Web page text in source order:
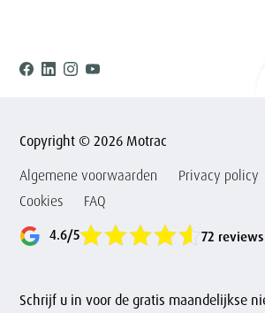
Facebook
Linkedin
Instagram
Youtube
Copyright © 2026 Motrac
Algemene voorwaarden
Privacy policy
Cookies
FAQ
4.6/5 72 reviews
Schrijf u in voor de gratis maandelijkse